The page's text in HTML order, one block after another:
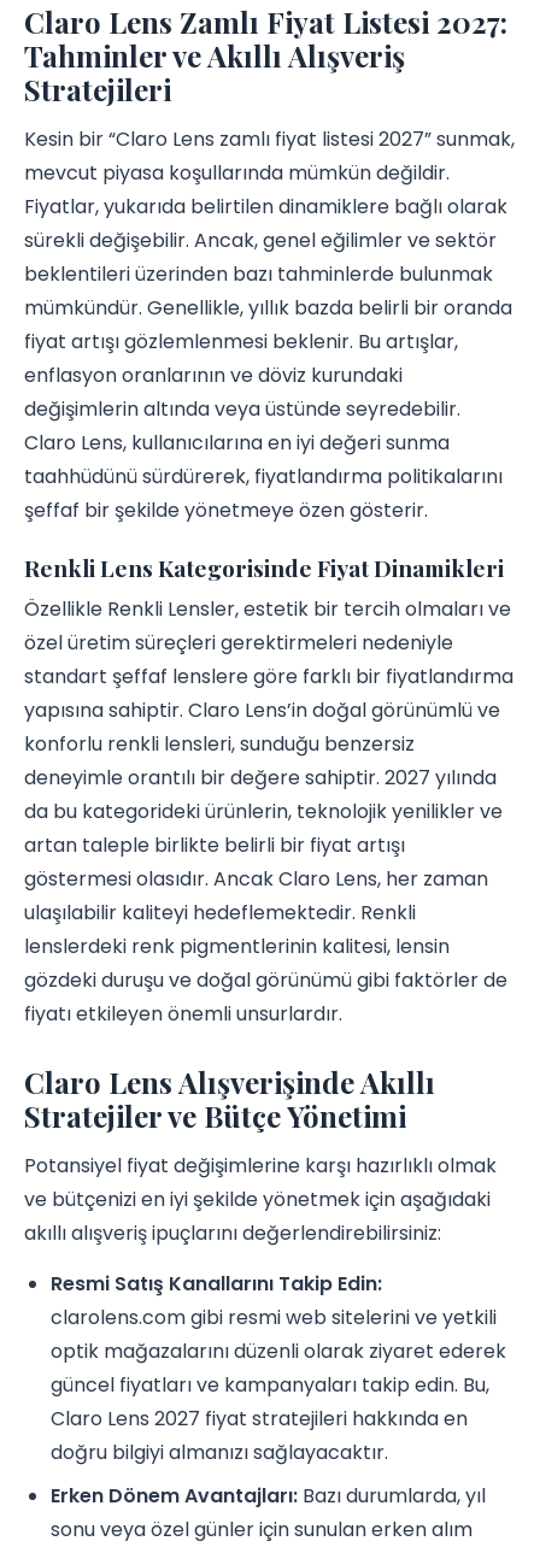
Claro Lens Zamlı Fiyat Listesi 2027:
Tahminler ve Akıllı Alışveriş
Stratejileri
Kesin bir “Claro Lens zamlı fiyat listesi 2027” sunmak,
mevcut piyasa koşullarında mümkün değildir.
Fiyatlar, yukarıda belirtilen dinamiklere bağlı olarak
sürekli değişebilir. Ancak, genel eğilimler ve sektör
beklentileri üzerinden bazı tahminlerde bulunmak
mümkündür. Genellikle, yıllık bazda belirli bir oranda
fiyat artışı gözlemlenmesi beklenir. Bu artışlar,
enflasyon oranlarının ve döviz kurundaki
değişimlerin altında veya üstünde seyredebilir.
Claro Lens, kullanıcılarına en iyi değeri sunma
taahhüdünü sürdürerek, fiyatlandırma politikalarını
şeffaf bir şekilde yönetmeye özen gösterir.
Renkli Lens Kategorisinde Fiyat Dinamikleri
Özellikle Renkli Lensler, estetik bir tercih olmaları ve
özel üretim süreçleri gerektirmeleri nedeniyle
standart şeffaf lenslere göre farklı bir fiyatlandırma
yapısına sahiptir. Claro Lens’in doğal görünümlü ve
konforlu renkli lensleri, sunduğu benzersiz
deneyimle orantılı bir değere sahiptir. 2027 yılında
da bu kategorideki ürünlerin, teknolojik yenilikler ve
artan taleple birlikte belirli bir fiyat artışı
göstermesi olasıdır. Ancak Claro Lens, her zaman
ulaşılabilir kaliteyi hedeflemektedir. Renkli
lenslerdeki renk pigmentlerinin kalitesi, lensin
gözdeki duruşu ve doğal görünümü gibi faktörler de
fiyatı etkileyen önemli unsurlardır.
Claro Lens Alışverişinde Akıllı
Stratejiler ve Bütçe Yönetimi
Potansiyel fiyat değişimlerine karşı hazırlıklı olmak
ve bütçenizi en iyi şekilde yönetmek için aşağıdaki
akıllı alışveriş ipuçlarını değerlendirebilirsiniz:
Resmi Satış Kanallarını Takip Edin:
clarolens.com gibi resmi web sitelerini ve yetkili
optik mağazalarını düzenli olarak ziyaret ederek
güncel fiyatları ve kampanyaları takip edin. Bu,
Claro Lens 2027 fiyat stratejileri hakkında en
doğru bilgiyi almanızı sağlayacaktır.
Erken Dönem Avantajları: Bazı durumlarda, yıl
sonu veya özel günler için sunulan erken alım